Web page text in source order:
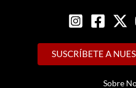
SUSCRÍBETE A
Sobre